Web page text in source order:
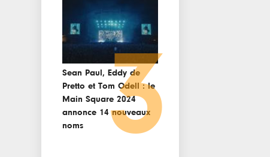
Sean Paul, Eddy de
Pretto et Tom Odell : le
Main Square 2024
annonce 14 nouveaux
noms
3